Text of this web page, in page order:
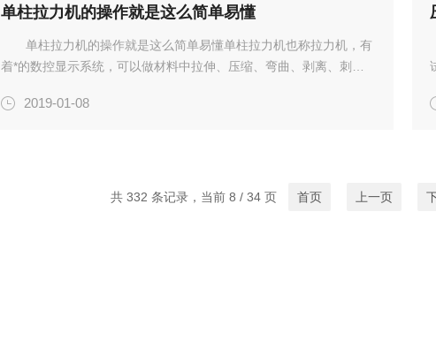
单柱拉力机的操作就是这么简单易懂
单柱拉力机的操作就是这么简单易懂单柱拉力机也称拉力机，有
着*的数控显示系统，可以做材料中拉伸、压缩、弯曲、剥离、刺破
数显器上，联接电脑实现全电脑控制并打印标准试验报告；*改变传
2019-01-08
共 332 条记录，当前 8 / 34 页 首页 上一页